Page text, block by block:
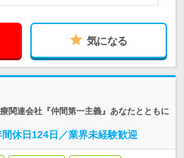
気になる
関連会社『仲間第一主義』あなたとともに
休日124日／業界未経験歓迎